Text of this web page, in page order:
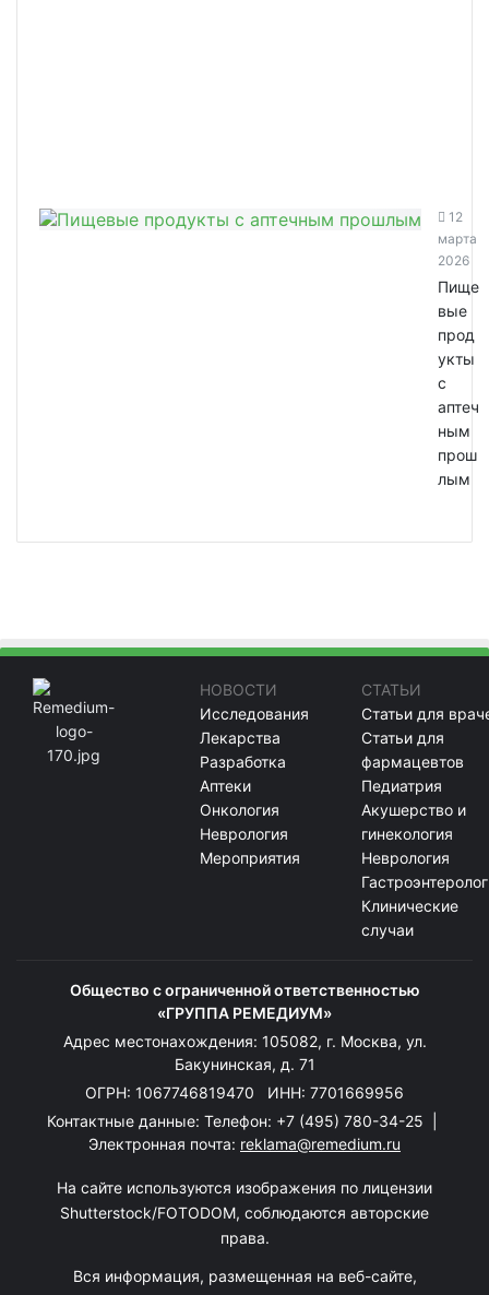
12
марта
2026
Пище
вые
прод
укты
с
аптеч
ным
прош
лым
НОВОСТИ
Исследования
Лекарства
Разработка
Аптеки
Онкология
Неврология
Мероприятия
СТАТЬИ
Статьи для
Статьи для
фармацевтов
Педиатрия
Акушерство и
гинекология
Неврология
Клинические
случаи
Общество с ограниченной ответственностью
«ГРУППА РЕМЕДИУМ»
Адрес местонахождения: 105082, г. Москва, ул.
Бакунинская, д. 71
ОГРН: 1067746819470 ИНН: 7701669956
Контактные данные: Телефон: +7 (495) 780-34-25
Электронная почта: reklama@remedium.ru
На сайте используются изображения по лицензии
Shutterstock/FOTODOM, соблюдаются авторские
права.
Вся информация, размещенная на веб-сайте,